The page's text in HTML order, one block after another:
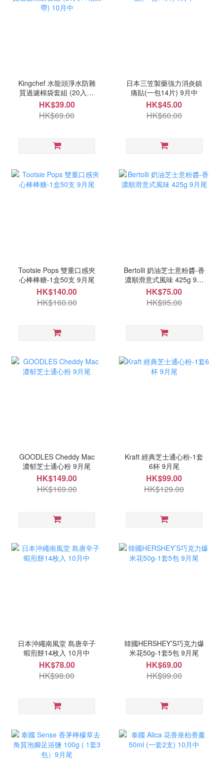
Kingchef 水龍頭淨水防雜
質過濾棉袋套組 (20入+4
根綁帶) 10月中
HK$39.00
HK$69.00
日本三笠製藥強力消炎鎮
痛貼(一包14片) 9月中
HK$45.00
HK$60.00
Tootsie Pops 雙重口感夾
心棒棒糖-1盒50支 9月尾
HK$140.00
HK$160.00
Bertolli 奶油芝士意粉醬-香
濃順滑意式風味 425g 9月
尾
HK$75.00
HK$95.00
GOODLES Cheddy Mac
濃郁芝士通心粉 9月尾
HK$149.00
HK$169.00
Kraft 經典芝士通心粉-1套
6杯 9月尾
HK$99.00
HK$129.00
日本沖繩南風堂 島唐辛子
蝦煎餅14枚入 10月中
HK$78.00
HK$98.00
韓國HERSHEY’S巧克力爆
米花50g-1套5包 9月尾
HK$69.00
HK$99.00